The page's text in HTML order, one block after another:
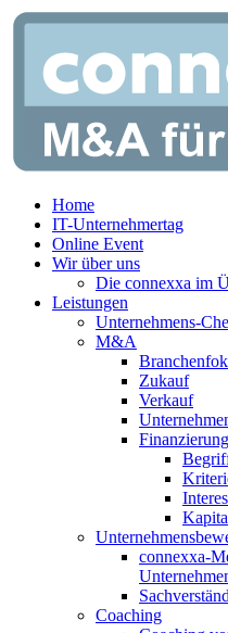
Zum
springen
Home
IT-Unternehmertag
Online Event
Wir über uns
Die connexxa im
Leistungen
Unternehmens-
M&A
Zukauf
Verkauf
Finanzierung
connexxa-
Coaching